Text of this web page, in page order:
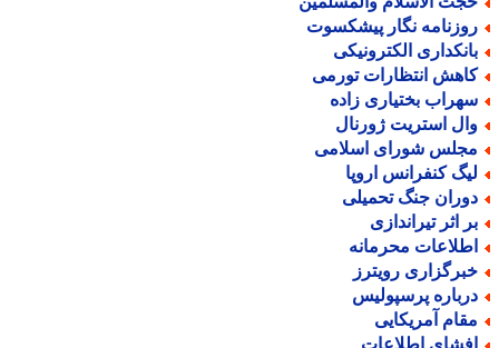
نگار پیشکسوت
الکترونیکی
انتظارات تورمی
بختیاری زاده
استریت ژورنال
شورای اسلامی
کنفرانس اروپا
جنگ تحمیلی
اثر تیراندازی
محرمانه
رویترز
پرسپولیس
آمریکایی